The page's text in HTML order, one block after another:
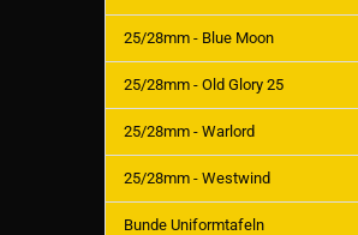
25/28mm - Blue Moon
25/28mm - Old Glory 25
25/28mm - Warlord
25/28mm - Westwind
Bunde Uniformtafeln